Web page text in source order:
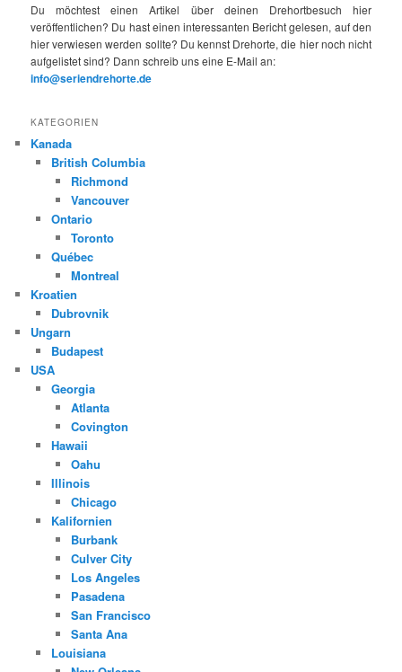
Du möchtest einen Artikel über deinen Drehortbesuch hier
veröffentlichen? Du hast einen interessanten Bericht gelesen, auf den
hier verwiesen werden sollte? Du kennst Drehorte, die hier noch nicht
aufgelistet sind? Dann schreib uns eine E-Mail an:
info@seriendrehorte.de
KATEGORIEN
Kanada
British Columbia
Richmond
Vancouver
Ontario
Toronto
Québec
Montreal
Kroatien
Dubrovnik
Ungarn
Budapest
USA
Georgia
Atlanta
Covington
Hawaii
Oahu
Illinois
Chicago
Kalifornien
Burbank
Culver City
Los Angeles
Pasadena
San Francisco
Santa Ana
Louisiana